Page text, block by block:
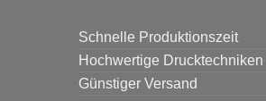
Schnelle Produktionszeit
Hochwertige Drucktechniken
Günstiger Versand